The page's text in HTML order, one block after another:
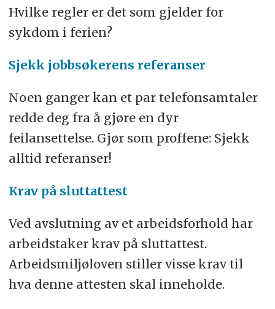
Hvilke regler er det som gjelder for
sykdom i ferien?
Sjekk jobbsøkerens referanser
Noen ganger kan et par telefonsamtaler
redde deg fra å gjøre en dyr
feilansettelse. Gjør som proffene: Sjekk
alltid referanser!
Krav på sluttattest
Ved avslutning av et arbeidsforhold har
arbeidstaker krav på sluttattest.
Arbeidsmiljøloven stiller visse krav til
hva denne attesten skal inneholde.